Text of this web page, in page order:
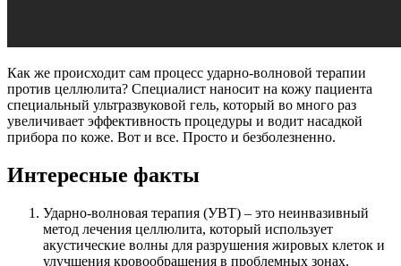
Как же происходит сам процесс ударно-волновой терапии
против целлюлита? Специалист наносит на кожу пациента
специальный ультразвуковой гель, который во много раз
увеличивает эффективность процедуры и водит насадкой
прибора по коже. Вот и все. Просто и безболезненно.
Интересные факты
Ударно-волновая терапия (УВТ) – это неинвазивный
метод лечения целлюлита, который использует
акустические волны для разрушения жировых клеток и
улучшения кровообращения в проблемных зонах.